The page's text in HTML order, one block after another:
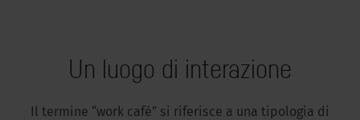
Un luogo di interazione
Il termine “work café” si riferisce a una tipologia di